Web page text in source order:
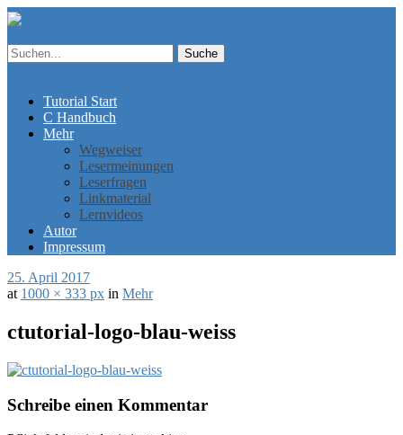
Tutorial Start
C Handbuch
Mehr
Wegweiser
Lesermeinungen
Leserfragen
Linkmaterial
Lernvideos
Autor
Impressum
25. April 2017
at 1000 × 333 px in Mehr
ctutorial-logo-blau-weiss
Schreibe einen Kommentar